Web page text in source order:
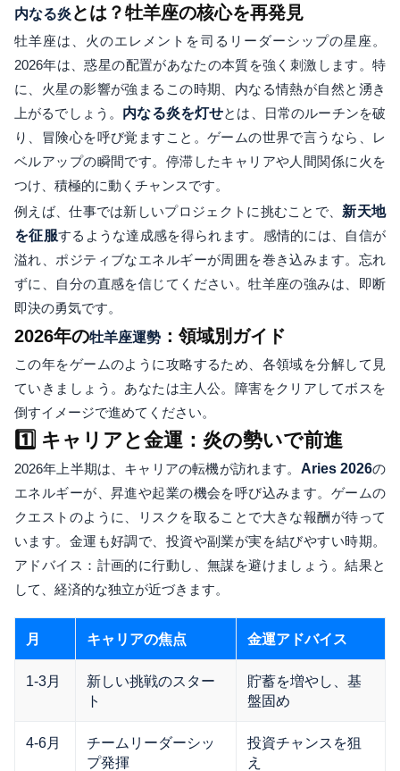
内なる炎とは？牡羊座の核心を再発見
牡羊座は、火のエレメントを司るリーダーシップの星座。
2026年は、惑星の配置があなたの本質を強く刺激します。特
に、火星の影響が強まるこの時期、内なる情熱が自然と湧き
上がるでしょう。 内なる炎を灯せとは、日常のルーチンを破
り、冒険心を呼び覚ますこと。ゲームの世界で言うなら、レ
ベルアップの瞬間です。停滞したキャリアや人間関係に火を
つけ、積極的に動くチャンスです。
例えば、仕事では新しいプロジェクトに挑むことで、 新天地
を征服するような達成感を得られます。感情的には、自信が
溢れ、ポジティブなエネルギーが周囲を巻き込みます。忘れ
ずに、自分の直感を信じてください。牡羊座の強みは、即断
即決の勇気です。
2026年の牡羊座運勢 ：領域別ガイド
この年をゲームのように攻略するため、各領域を分解して見
ていきましょう。あなたは主人公。障害をクリアしてボスを
倒すイメージで進めてください。
1️⃣ キャリアと金運：炎の勢いで前進
2026年上半期は、キャリアの転機が訪れます。 Aries 2026の
エネルギーが、昇進や起業の機会を呼び込みます。ゲームの
クエストのように、リスクを取ることで大きな報酬が待って
います。金運も好調で、投資や副業が実を結びやすい時期。
アドバイス：計画的に行動し、無謀を避けましょう。結果と
して、経済的な独立が近づきます。
月 キャリアの焦点 金運アドバイス
1-3月
新しい挑戦のスター
ト
貯蓄を増やし、基
盤固め
4-6月
チームリーダーシッ
プ発揮
投資チャンスを狙
え